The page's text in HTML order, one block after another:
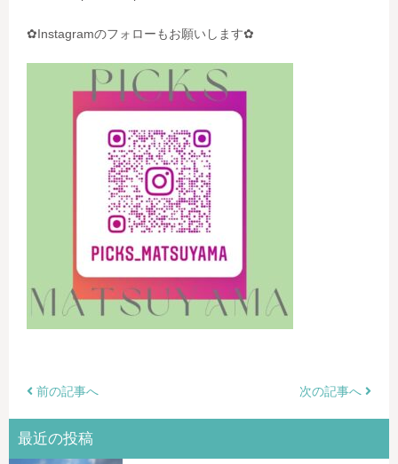
✿Instagramのフォローもお願いします✿
前の記事へ 次の記事へ
最近の投稿